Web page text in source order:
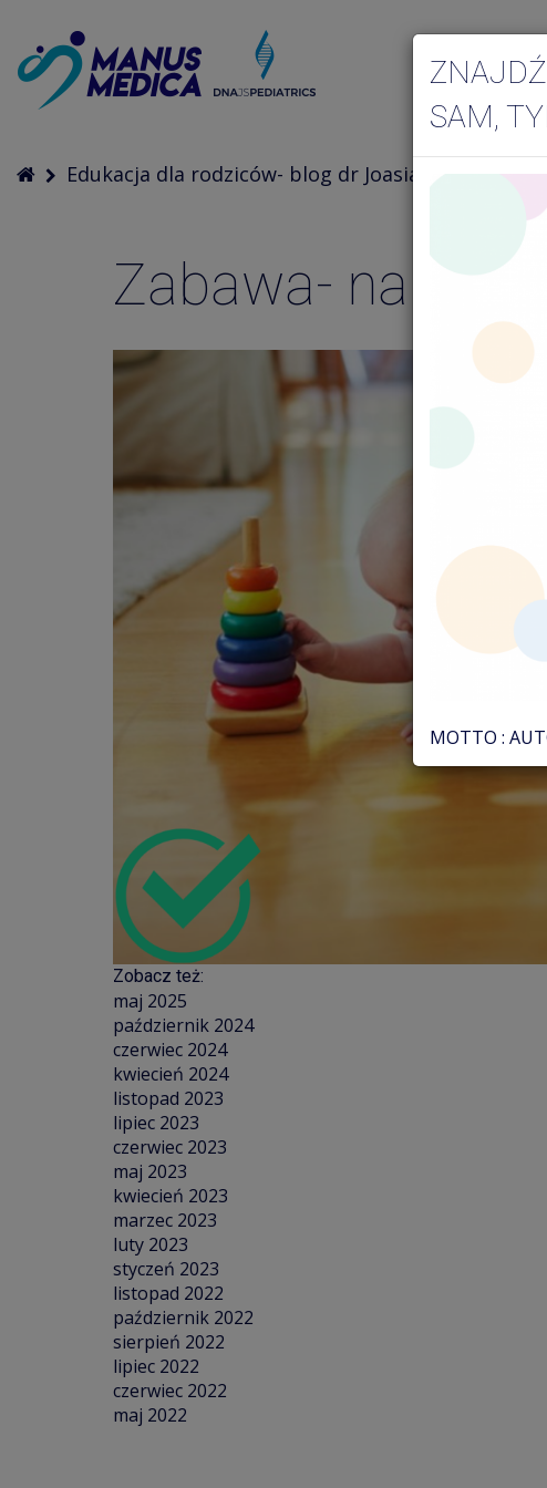
Edukacja dla rodziców- blog dr Joasia Zabawa-
Zabawa-
Zobacz też:
maj 2025
październik 2024
czerwiec 2024
kwiecień 2024
listopad 2023
lipiec 2023
czerwiec 2023
maj 2023
kwiecień 2023
marzec 2023
luty 2023
styczeń 2023
listopad 2022
październik 2022
sierpień 2022
lipiec 2022
czerwiec 2022
maj 2022
SAM,
MOTTO :